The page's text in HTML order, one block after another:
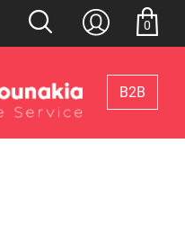
Β2Β
0